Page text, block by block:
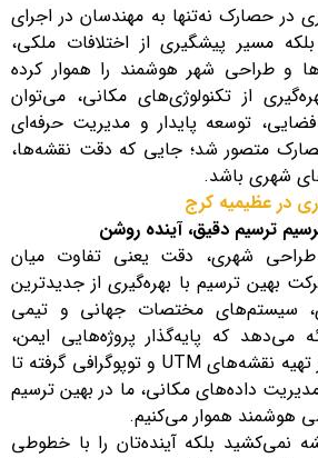
در حصارک نه‌تنها به مهندسان در اجرای
مسیر پیشگیری از اختلافات ملکی،
و طراحی شهر هوشمند را هموار کرده
از تکنولوژی‌های مکانی، می‌توان
توسعه پایدار و مدیریت حرفه‌ای
متصور شد؛ جایی که دقت نقشه‌ها،
شهری باشد.
در عظیمیه کرج
ترسیم دقیق، آینده روشن
شهری، دقت یعنی تفاوت میان
بهین ترسیم با بهره‌گیری از جدیدترین
سیستم‌های مختصات جهانی و تیمی
که پایه‌گذار پروژه‌هایی ایمن،
منظم و ماندگار است. از تهیه نقشه‌های UTM و توپوگرافی گرفته تا
داده‌های مکانی، ما در بهین ترسیم
هوشمند هموار می‌کنیم.
نمی‌کشید بلکه آینده‌تان را با خطوطی